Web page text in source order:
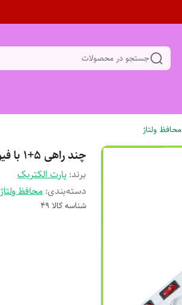
جستجو در محصولات
محافظ ولتاژ
چند راهی 5+1 با فیوز مینیاتوری
برند: پارت الکتریک
دسته‌بندی:محافظ ولتاژ
شناسه کالا 49